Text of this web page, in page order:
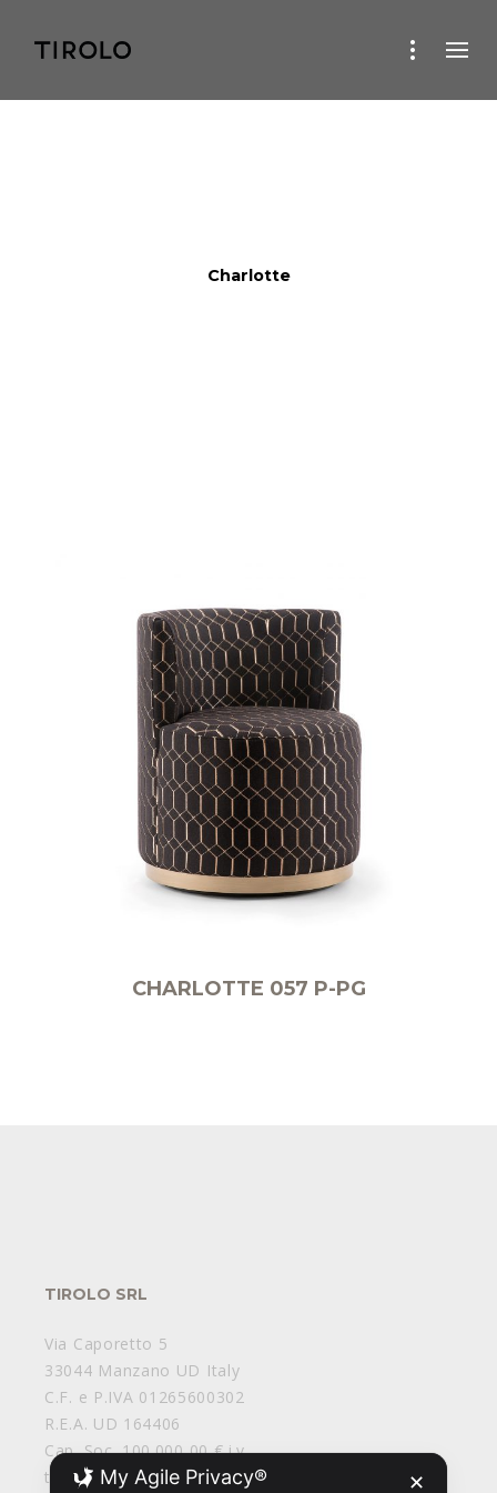
Charlotte
CHARLOTTE 057 P-PG
TIROLO SRL
Via Caporetto 5
33044 Manzano UD Italy
C.F. e P.IVA 01265600302
R.E.A. UD 164406
Cap. Soc. 100.000,00 € i.v.
tirolosrl@legalmail.it
My Agile Privacy® ✕